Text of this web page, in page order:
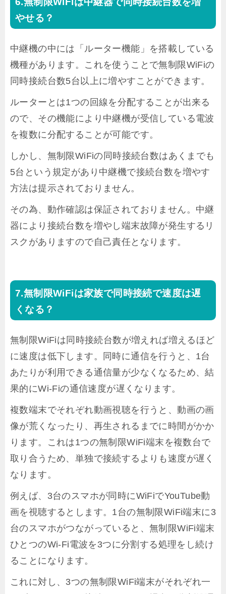
やせる？
中継機の中には「ルーター機能」を搭載している
機種があります。これを使うことで無制限WiFiの
同時接続台数5台以上に増やすことができます。
ルーターとは1つの回線を分配することが出来る
ので、その機能により中継機が受信している電波
を複数に分配することが可能です。
しかし、無制限WiFiの同時接続台数はあくまでも
5台という規定があり中継機で接続台数を増やす
方法は提示されておりません。
その為、動作確認は保証されておりません。中継
器により接続台数を増やし端末故障が発生するリ
スクがありますので自己責任となります。
無制限WiFiは家族で同時接続で速度は遅
くなる？
無制限WiFiは同時接続台数が増えれば増えるほど
に速度は低下します。同時に通信を行うと、1台
あたりが利用できる通信量が少なくなるため、結
果的にWi-Fiの通信速度が遅くなります。
複数端末でそれぞれ動画視聴を行うと、動画の画
像が荒くなったり、再生されるまでに時間がかか
ります。これは1つの無制限WiFi端末を複数台で
取り合うため、単独で接続するよりも速度が遅く
なります。
例えば、3台のスマホが同時にWiFiでYouTube動
画を視聴するとします。1台の無制限WiFi端末に3
台のスマホがつながっていると、無制限WiFi端末
ひとつのWi-Fi電波を3つに分割する処理をし続け
ることになります。
これに対し、3つの無制限WiFi端末がそれぞれ一